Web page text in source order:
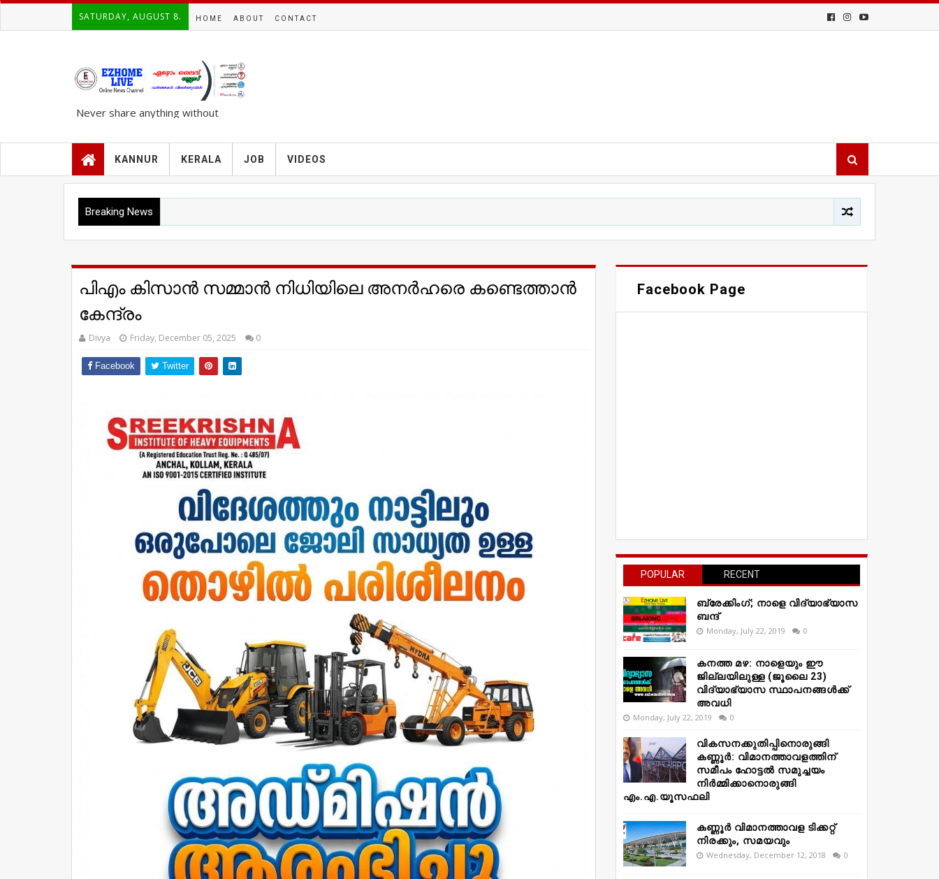
SATURDAY, AUGUST 8. HOME ABOUT CONTACT
Never share anything without
KANNUR KERALA JOB VIDEOS
Breaking News
പിഎം കിസാന്‍ സമ്മാന്‍ നിധിയിലെ അനര്‍ഹരെ കണ്ടെത്താൻ
കേന്ദ്രം
Divya Friday, December 05, 2025 0
Facebook Twitter
Facebook Page
POPULAR RECENT
ബ്രേക്കിംഗ്; നാളെ വിദ്യാഭ്യാസ
ബന്ദ്
Monday, July 22, 2019 0
കനത്ത മഴ: നാളെയും ഈ
ജില്ലയിലുള്ള (ജൂലൈ 23)
വിദ്യാഭ്യാസ സ്ഥാപനങ്ങൾക്ക്
അവധി
Monday, July 22, 2019 0
വികസനക്കുതിപ്പിനൊരുങ്ങി
കണ്ണൂർ: വിമാനത്താവളത്തിന്
സമീപം ഹോട്ടൽ സമുച്ചയം
നിർമ്മിക്കാനൊരുങ്ങി
എം.എ.യൂസഫലി
കണ്ണൂർ വിമാനത്താവള ടിക്കറ്റ്
നിരക്കും, സമയവും
Wednesday, December 12, 2018 0